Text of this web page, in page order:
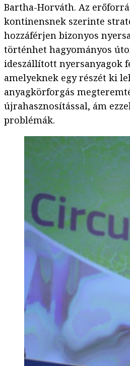
Bartha-Horváth. Az
kontinensnek szerinte
hozzáférjen bizonyos
történhet hagyományos
ideszállított nyersanyagok
amelyeknek egy részét ki
anyagkörforgás
újrahasznosítással, ám
problémák.